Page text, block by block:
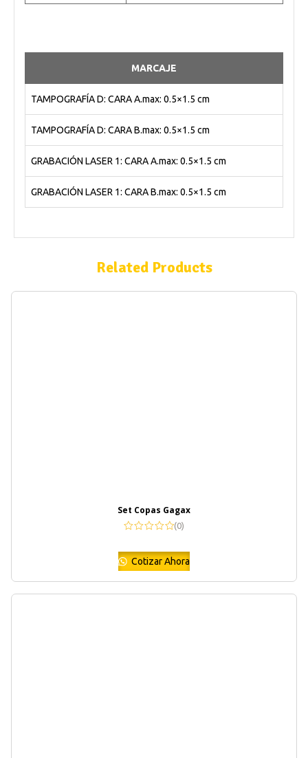
MARCAJE
TAMPOGRAFÍA D: CARA A.max: 0.5×1.5 cm
TAMPOGRAFÍA D: CARA B.max: 0.5×1.5 cm
GRABACIÓN LASER 1: CARA A.max: 0.5×1.5 cm
GRABACIÓN LASER 1: CARA B.max: 0.5×1.5 cm
Related Products
Set Copas Gagax
(0)
Cotizar Ahora